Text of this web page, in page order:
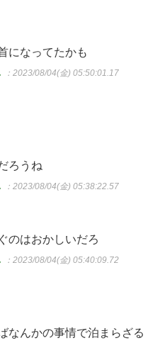
になってたかも
：2023/08/04(金) 05:50:01.17
ろうね
：2023/08/04(金) 05:38:22.57
のはおかしいだろ
：2023/08/04(金) 05:40:09.72
なんかの事情で泊まらざる